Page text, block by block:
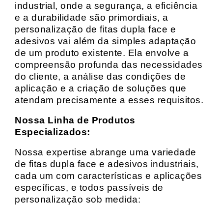
industrial, onde a segurança, a eficiência
e a durabilidade são primordiais, a
personalização de fitas dupla face e
adesivos vai além da simples adaptação
de um produto existente. Ela envolve a
compreensão profunda das necessidades
do cliente, a análise das condições de
aplicação e a criação de soluções que
atendam precisamente a esses requisitos.
Nossa Linha de Produtos
Especializados:
Nossa expertise abrange uma variedade
de fitas dupla face e adesivos industriais,
cada um com características e aplicações
específicas, e todos passíveis de
personalização sob medida: